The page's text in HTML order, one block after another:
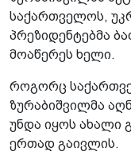
საქართველოს,
პრეზიდენტებმა
მოაწერეს ხელი.
როგორც
ზურაბიშვილმა
უნდა იყოს ახალი
ერთად გაივლის.